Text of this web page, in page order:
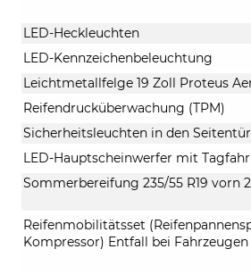
LED-Heckleuchten
LED-Kennzeichenbeleuchtung
Leichtmetallfelge 19 Zoll Proteus
Reifendrucküberwachung (TPM)
Sicherheitsleuchten in den
LED-Hauptscheinwerfer mit
Sommerbereifung 235/55 R19 vorn
Reifenmobilitätsset
Kompressor) Entfall bei